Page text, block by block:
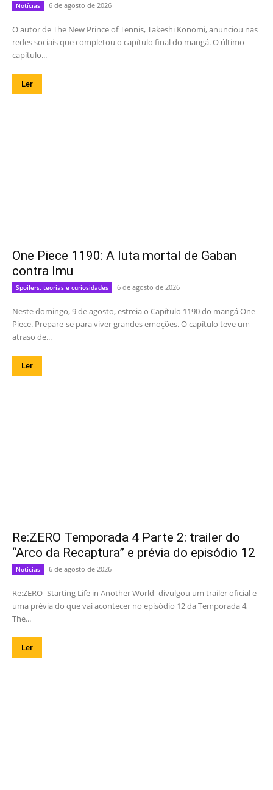
Notícias 6 de agosto de 2026
O autor de The New Prince of Tennis, Takeshi Konomi, anunciou nas
redes sociais que completou o capítulo final do mangá. O último
capítulo...
Ler
One Piece 1190: A luta mortal de Gaban
contra Imu
Spoilers, teorias e curiosidades 6 de agosto de 2026
Neste domingo, 9 de agosto, estreia o Capítulo 1190 do mangá One
Piece. Prepare-se para viver grandes emoções. O capítulo teve um
atraso de...
Ler
Re:ZERO Temporada 4 Parte 2: trailer do
“Arco da Recaptura” e prévia do episódio 12
Notícias 6 de agosto de 2026
Re:ZERO -Starting Life in Another World- divulgou um trailer oficial e
uma prévia do que vai acontecer no episódio 12 da Temporada 4,
The...
Ler